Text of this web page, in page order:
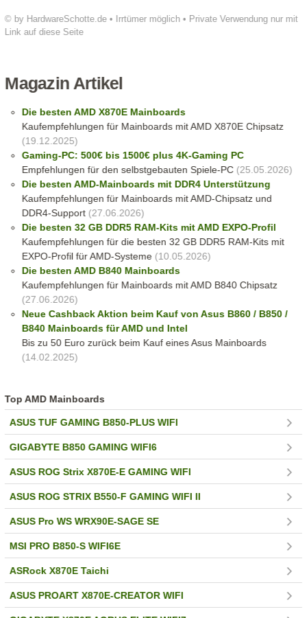
© by HardwareSchotte.de • Irrtümer möglich • Private Verwendung nur mit
Link auf diese Seite
Magazin Artikel
Die besten AMD X870E Mainboards
Kaufempfehlungen für Mainboards mit AMD X870E Chipsatz
(19.12.2025)
Gaming-PC: 500€ bis 1500€ plus 4K-Gaming PC
Empfehlungen für den selbstgebauten Spiele-PC(25.05.2026)
Die besten AMD-Mainboards mit DDR4 Unterstützung
Kaufempfehlungen für Mainboards mit AMD-Chipsatz und
DDR4-Support(27.06.2026)
Die besten 32 GB DDR5 RAM-Kits mit AMD EXPO-Profil
Kaufempfehlungen für die besten 32 GB DDR5 RAM-Kits mit
EXPO-Profil für AMD-Systeme (10.05.2026)
Die besten AMD B840 Mainboards
Kaufempfehlungen für Mainboards mit AMD B840 Chipsatz
(27.06.2026)
Neue Cashback Aktion beim Kauf von Asus B860 / B850 /
B840 Mainboards für AMD und Intel
Bis zu 50 Euro zurück beim Kauf eines Asus Mainboards
(14.02.2025)
Top AMD Mainboards
ASUS TUF GAMING B850-PLUS WIFI
GIGABYTE B850 GAMING WIFI6
ASUS ROG Strix X870E-E GAMING WIFI
ASUS ROG STRIX B550-F GAMING WIFI II
ASUS Pro WS WRX90E-SAGE SE
MSI PRO B850-S WIFI6E
ASRock X870E Taichi
ASUS PROART X870E-CREATOR WIFI